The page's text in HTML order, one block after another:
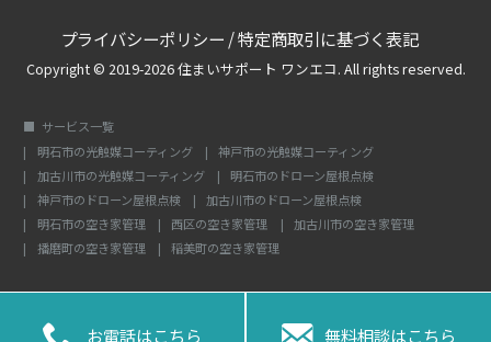
プライバシーポリシー /特定商取引に基づく表記
Copyright © 2019-2026 住まいサポート ワンエコ. All rights reserved.
サービス一覧
明石市の光触媒コーティング
神戸市の光触媒コーティング
加古川市の光触媒コーティング
明石市のドローン屋根点検
神戸市のドローン屋根点検
加古川市のドローン屋根点検
明石市の空き家管理
西区の空き家管理
加古川市の空き家管理
播磨町の空き家管理
稲美町の空き家管理
お電話はこちら 無料相談はこちら